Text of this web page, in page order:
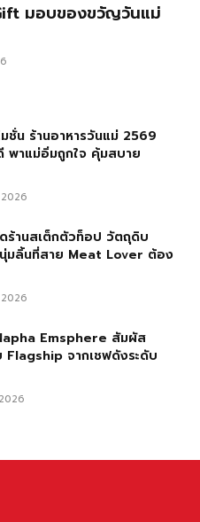
มอบของขวัญวันแม่
ชั่น ร้านอาหารวันแม่ 2569
พาแม่อิ่มถูกใจ คุ้มสบาย
ร้านสเต็กตัวท็อป วัตถุดิบ
มลิ้นที่สาย Meat Lover ต้อง
Emsphere สัมผัส
Flagship จากเชฟดังระดับ